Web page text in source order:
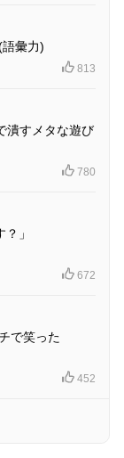
彙力)
813
潰すメタな遊び
780
」
672
で笑った
452